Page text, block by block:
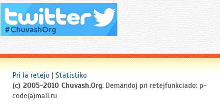
Pri la retejo | Statistiko
(c) 2005-2010 Chuvash.Org. Demandoj pri retejfunkciado: p-
code(a)mail.ru